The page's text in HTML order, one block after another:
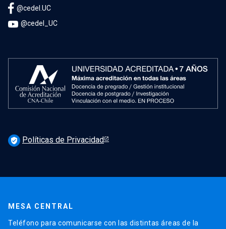
@cedel.UC
@cedel_UC
verified_user Políticas de Privacidad
MESA CENTRAL
Teléfono para comunicarse con las distintas áreas de la